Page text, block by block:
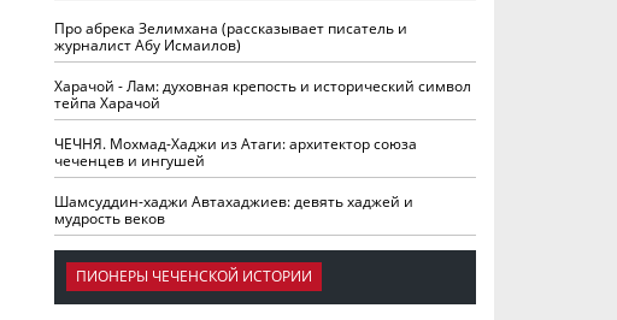
Про абрека Зелимхана (рассказывает писатель и
журналист Абу Исмаилов)
Харачой - Лам: духовная крепость и исторический символ
тейпа Харачой
ЧЕЧНЯ. Мохмад-Хаджи из Атаги: архитектор союза
чеченцев и ингушей
Шамсуддин-хаджи Автахаджиев: девять хаджей и
мудрость веков
ПИОНЕРЫ ЧЕЧЕНСКОЙ ИСТОРИИ